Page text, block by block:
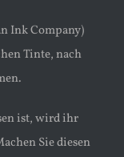
Ink Company)
Tinte, nach
ist, wird ihr
Sie diesen